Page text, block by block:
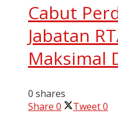
Cabut
Jabatan
Maksimal
0 shares
Share 0 Tweet0